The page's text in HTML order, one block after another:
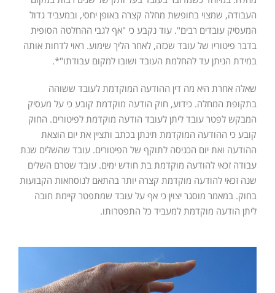
העבודה, שמצוי בחופשת מחלה קצרה באופן יחסי, ובמעביד גדול
המעסיק עובדים רבים". עוד נקבע כי "אף לגבי ההחלטה הסופית
בדבר פיטוריו של עובד שכזה, לאחר הליך שימוע. ראוי לדחות אותה
במידת הניתן עד להחלמת העובד ושובו למקום עבודתו"*.
שאלה אחרת היא מה דין ההודעה המוקדמת לעובד ששוהה
בתקופת המחלה. כידוע, חוק הודעה מוקדמת קובע כי על מעסיק
המבקש לפטר עובד ליתן לעובד הודעה מוקדמת לפיטורים. החוק
קובע כי ההודעה המוקדמת תינתן בכתב ותציין את יום הוצאת
ההודעה ואת יום הכניסה לתוקף של הפיטורים. עובד שהשלים שנת
עבודה זכאי להודעה מוקדמת בת חודש ימים. עובד שטרם השלים
שנה זכאי להודעה מוקדמת קצרה יותר בהתאם לנוסחאות הקבועות
בחוק. במאמר מוסגר יצוין כי אף על עובד שמתפטר קיימת חובה
ליתן הודעה מוקדמת למעביד כל התפטרותו.